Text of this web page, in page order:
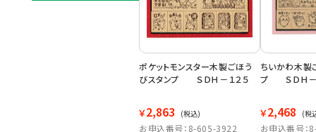
ポケットモンスター木製ごほう
びスタンプ ＳＤＨ－１２５
￥2,863 (税込)
お申込番号：8-605-3922
ちいかわ木製
プ ＳＤＨ－
￥2,468 (税
お申込番号